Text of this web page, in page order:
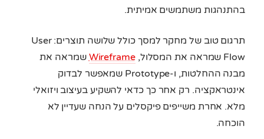
בהתנהגות משתמשים אמיתית.
תרגום טוב של מחקר למסך כולל שלושה תוצרים: User
Flow שמראה את המסלול,
Wireframe שמראה את
מבנה ההחלטות, ו-Prototype שמאפשר לבדוק
אינטראקציה. רק אחר כך כדאי להשקיע בעיצוב ויזואלי
מלא. אחרת משייפים פיקסלים על הנחה שעדיין לא
הוכחה.